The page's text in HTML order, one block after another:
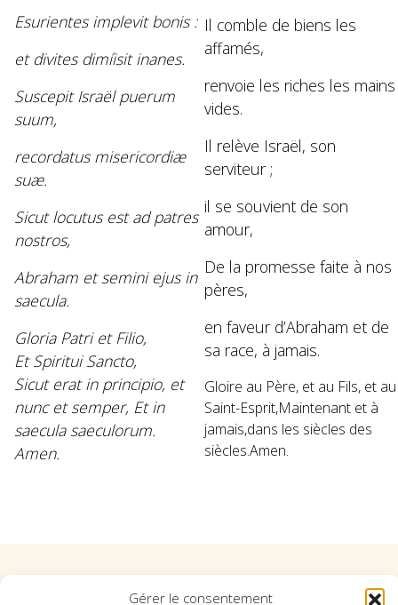
Gérer le consentement
Esurientes implevit bonis :
et divites dimíisit inanes.
Suscepit Israël puerum
suum,
recordatus misericordiæ
suæ.
Sicut locutus est ad patres
nostros,
Abraham et semini ejus in
saecula.
Gloria Patri et Filio,
Et Spiritui Sancto,
Sicut erat in principio, et
nunc et semper, Et in
saecula saeculorum.
Amen.
Il comble de biens les
affamés,
renvoie les riches les mains
vides.
Il relève Israël, son
serviteur ;
il se souvient de son
amour,
De la promesse faite à nos
pères,
en faveur d’Abraham et de
sa race, à jamais.
Gloire au Père, et au Fils, et au
Saint-Esprit,Maintenant et à
jamais,dans les siècles des
siècles.Amen.
Suivez l'Orchestre du Pays Basque sur les réseaux